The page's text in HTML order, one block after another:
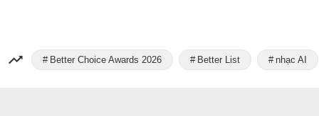
Better Choice Awards 2026 Better List nhạc AI